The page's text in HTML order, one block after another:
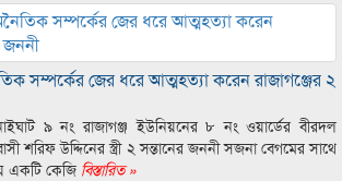
সম্পর্কের জের ধরে আত্মহত্যা করেন রাজাগঞ্জের ২
৯ নং রাজাগঞ্জ ইউনিয়নের ৮ নং ওয়ার্ডের বীরদল
শরিফ উদ্দিনের স্ত্রী ২ সন্তানের জননী সজনা বেগমের সাথে
একটি কেজি বিস্তারিত »